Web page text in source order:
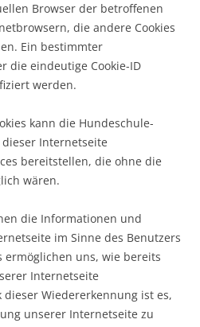
Browser der betroffenen
die andere Cookies
Ein bestimmter
die eindeutige Cookie-ID
werden.
kann die Hundeschule-
Internetseite
bereitstellen, die ohne die
wären.
die Informationen und
im Sinne des Benutzers
ermöglichen uns, wie bereits
Internetseite
Wiedererkennung ist es,
unserer Internetseite zu